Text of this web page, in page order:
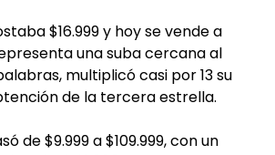
$16.999 y hoy se vende a
una suba cercana al
multiplicó casi por 13 su
de la tercera estrella.
de $9.999 a $109.999, con un